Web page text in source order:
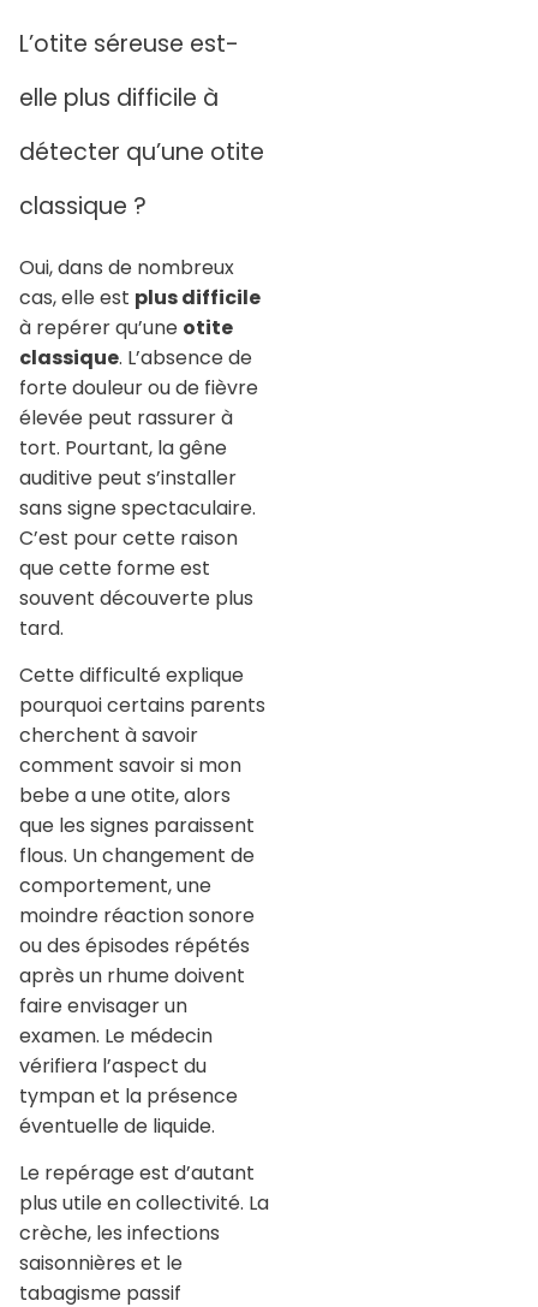
L’otite séreuse est-
elle plus difficile à
détecter qu’une otite
classique ?
Oui, dans de nombreux
cas, elle est plus difficile
à repérer qu’une otite
classique. L’absence de
forte douleur ou de fièvre
élevée peut rassurer à
tort. Pourtant, la gêne
auditive peut s’installer
sans signe spectaculaire.
C’est pour cette raison
que cette forme est
souvent découverte plus
tard.
Cette difficulté explique
pourquoi certains parents
cherchent à savoir
comment savoir si mon
bebe a une otite, alors
que les signes paraissent
flous. Un changement de
comportement, une
moindre réaction sonore
ou des épisodes répétés
après un rhume doivent
faire envisager un
examen. Le médecin
vérifiera l’aspect du
tympan et la présence
éventuelle de liquide.
Le repérage est d’autant
plus utile en collectivité. La
crèche, les infections
saisonnières et le
tabagisme passif